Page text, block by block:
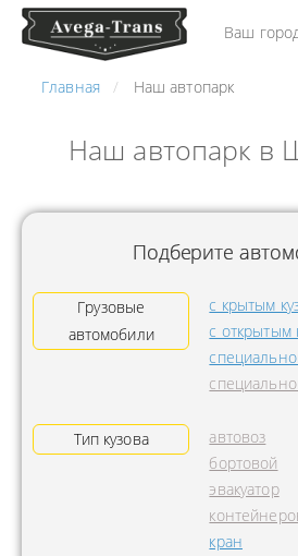
Ваш
Главная Наш автопарк
Наш автопарк в
Подберите
Грузовые
автомобили
с крытым
с открытым
Тип кузова
автовоз
бортовой
эвакуатор
кран